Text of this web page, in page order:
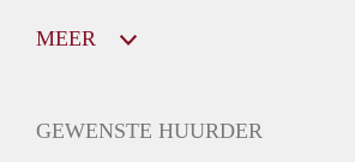
MEER
GEWENSTE HUURDER